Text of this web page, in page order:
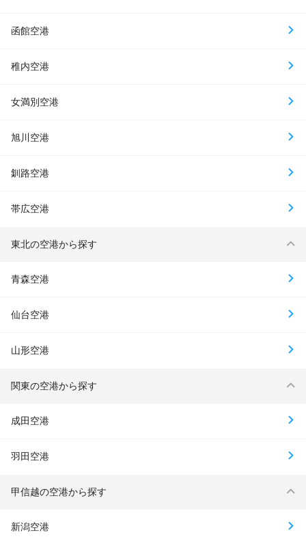
函館空港
稚内空港
女満別空港
旭川空港
釧路空港
帯広空港
東北の空港から探す
青森空港
仙台空港
山形空港
関東の空港から探す
成田空港
羽田空港
甲信越の空港から探す
新潟空港